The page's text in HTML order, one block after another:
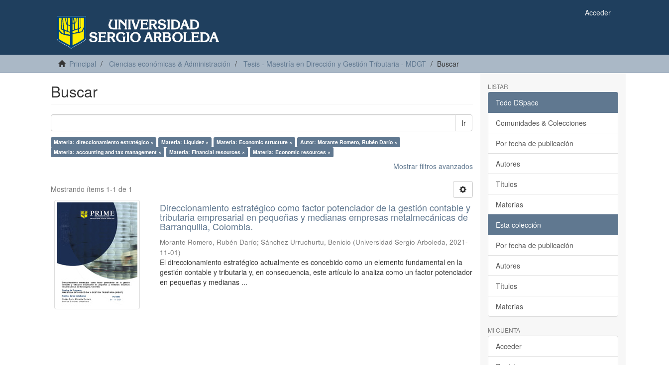
Acceder
Principal Ciencias económicas & Administración Tesis - Maestría en Dirección y Gestión Tributaria - MDGT Buscar
Buscar
Ir
Materia: direccionamiento estratégico × Materia: Liquidez × Materia: Economic structure ×
Autor: Morante Romero, Rubén Darío ×
Materia: accounting and tax management ×
Materia: Financial resources × Materia: Economic resources ×
Mostrar filtros avanzados
Mostrando ítems 1-1 de 1
Direccionamiento estratégico como factor potenciador de la gestión contable y
tributaria empresarial en pequeñas y medianas empresas metalmecánicas de
Barranquilla, Colombia.
Morante Romero, Rubén Darío;Sánchez Urruchurtu, Benicio (Universidad Sergio Arboleda,2021-
11-01)
El direccionamiento estratégico actualmente es concebido como un elemento fundamental en la
gestión contable y tributaria y, en consecuencia, este artículo lo analiza como un factor potenciador
en pequeñas y medianas ...
LISTAR
Todo DSpace
Comunidades & Colecciones
Por fecha de publicación
Autores
Títulos
Materias
Esta colección
Por fecha de publicación
Autores
Títulos
Materias
MI CUENTA
Acceder